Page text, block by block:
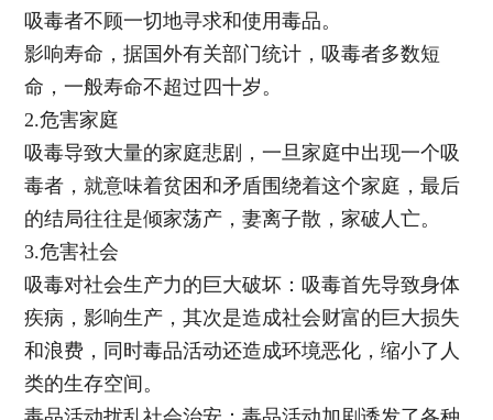
吸毒者不顾一切地寻求和使用毒品。
影响寿命，据国外有关部门统计，吸毒者多数短
命，一般寿命不超过四十岁。
2.危害家庭
吸毒导致大量的家庭悲剧，一旦家庭中出现一个吸
毒者，就意味着贫困和矛盾围绕着这个家庭，最后
的结局往往是倾家荡产，妻离子散，家破人亡。
3.危害社会
吸毒对社会生产力的巨大破坏：吸毒首先导致身体
疾病，影响生产，其次是造成社会财富的巨大损失
和浪费，同时毒品活动还造成环境恶化，缩小了人
类的生存空间。